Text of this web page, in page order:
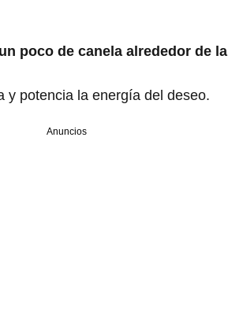
poco de canela alrededor de la
y potencia la energía del deseo.
Anuncios